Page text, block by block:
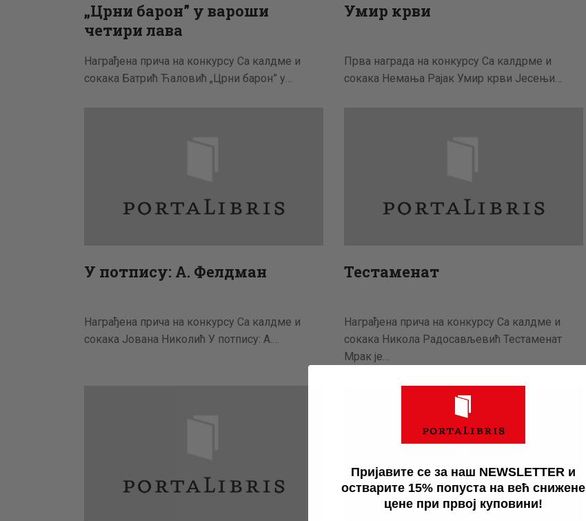
„Црни барон” у вароши
четири лава
Награђена прича на конкурсу Са калдме и
сокака Батрић Ћаловић „Црни барон” у…
Умир крви
Прва награда на конкурсу Са калдрме и
сокака Немања Рајак Умир крви Јесењи…
У потпису: А. Фелдман
Награђена прича на конкурсу Са калдме и
сокака Јована Николић У потпису: А.…
Тестаменат
Награђена прича на конкурсу Са калдме и
сокака Никола Радосављевић Тестаменат
Мрак је…
Пријавите се за наш NEWSLETTER и
остварите 15% попуста на већ снижене
цене при првој куповини!